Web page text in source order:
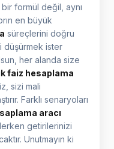
formül değil, aynı
en büyük
süreçlerini doğru
düşürmek ister
her alanda size
faiz hesaplama
sizi mali
Farklı senaryoları
aracı
getirilerinizi
Unutmayın ki